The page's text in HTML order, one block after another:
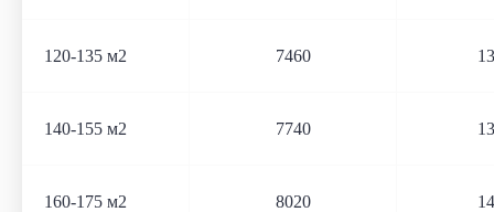
120-135 м2 7460
140-155 м2 7740
160-175 м2 8020